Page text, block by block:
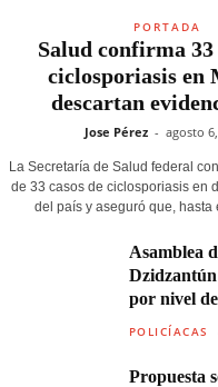
PORTADA
Salud confirma 33
ciclosporiasis en
descartan
Jose Pérez - agosto
La Secretaría de Salud federal
de 33 casos de ciclosporiasis en
del país y aseguró que, hasta
Asamblea
por nivel
POLICÍACAS
Propuesta